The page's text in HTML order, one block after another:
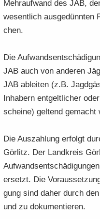
Mehr­auf­wand des JAB,
we­sent­lich aus­ge­dünn­ten
chen.
Die
JAB auch von an­de­ren
JAB ab­lei­ten (z.B.
In­ha­bern ent­gelt­li­cher
schei­ne) gel­tend ge­macht
Die Aus­zah­lung er­folgt
Gör­litz. Der Land­kreis
er­setzt. Die
gung sind daher durch
und zu do­ku­men­tie­ren.